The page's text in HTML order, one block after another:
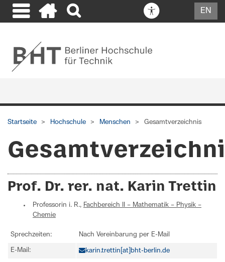
EN
Startseite Hochschule Menschen Gesamtverzeichnis
Prof. Dr. rer. nat. Karin Trettin
Professorin i. R., Fachbereich II – Mathematik – Physik –
Chemie
Sprechzeiten: Nach Vereinbarung per E-Mail
E-Mail: karin.trettin[at]bht-berlin.de